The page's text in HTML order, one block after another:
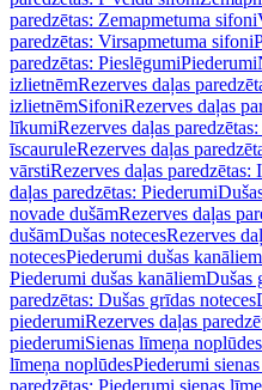
paredzētas: Zemapmetuma sifoni
paredzētas: Virsapmetuma sifoni
paredzētas: PieslēgumiPiederumi
izlietnēmRezerves daļas
izlietnēmSifoniRezerves daļas
līkumiRezerves daļas
īscauruleRezerves daļas
vārstiRezerves daļas paredzētas:
daļas paredzētas: Piederumi
novade dušāmRezerves daļas
dušāmDušas notecesRezerves
notecesPiederumi dušas kanāliem
Piederumi dušas kanāliemDušas
paredzētas: Dušas grīdas noteces
piederumiRezerves daļas
piederumiSienas līmeņa noplūdes
līmeņa noplūdesPiederumi
paredzētas: Piederumi sienas